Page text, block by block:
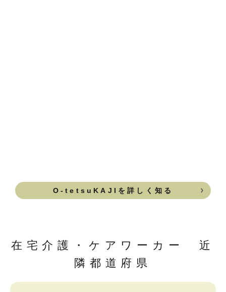
O-tetsuKAJIを詳しく知る
在宅介護・ケアワーカー 近
隣都道府県